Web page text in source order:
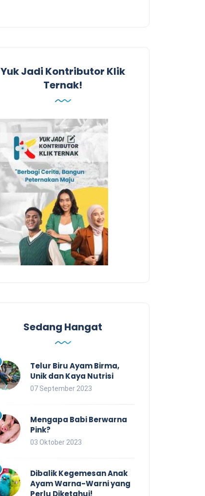
Yuk Jadi Kontributor Klik
Ternak!
Sedang Hangat
Telur Biru Ayam Birma,
Unik dan Kaya Nutrisi
07 September 2023
Mengapa Babi Berwarna
Pink?
03 Oktober 2023
Dibalik Kegemesan Anak
Ayam Warna-Warni yang
Perlu Diketahui!